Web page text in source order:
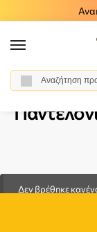
Αρχική σελίδα /
Δεν βρέθηκε